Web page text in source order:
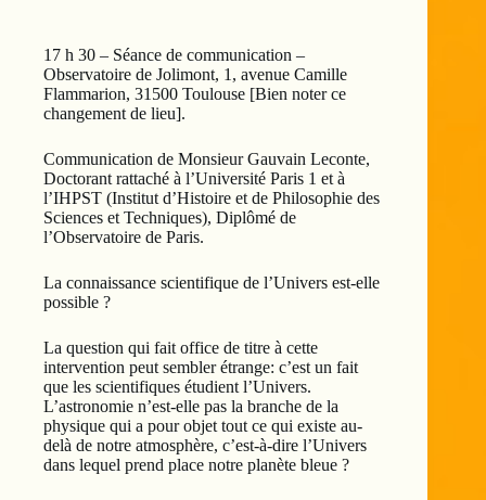
17 h 30 – Séance de communication –
Observatoire de Jolimont, 1, avenue Camille
Flammarion, 31500 Toulouse [Bien noter ce
changement de lieu].
Communication de Monsieur Gauvain Leconte,
Doctorant rattaché à l’Université Paris 1 et à
l’IHPST (Institut d’Histoire et de Philosophie des
Sciences et Techniques), Diplômé de
l’Observatoire de Paris.
La connaissance scientifique de l’Univers est-elle
possible ?
La question qui fait office de titre à cette
intervention peut sembler étrange: c’est un fait
que les scientifiques étudient l’Univers.
L’astronomie n’est-elle pas la branche de la
physique qui a pour objet tout ce qui existe au-
delà de notre atmosphère, c’est-à-dire l’Univers
dans lequel prend place notre planète bleue ?